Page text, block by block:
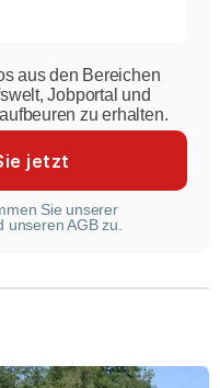
aus den Bereichen
Jobportal und
zu erhalten.
Sie unserer
unseren AGB zu.